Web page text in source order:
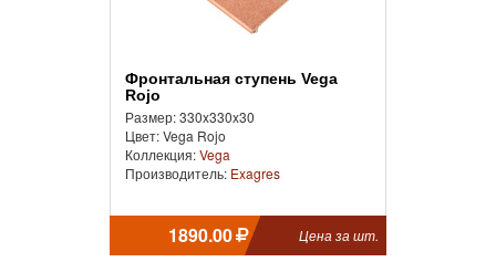
Фронтальная ступень Vega
Rojo
Размер: 330x330x30
Цвет: Vega Rojo
Коллекция:Vega
Производитель: Exagres
1890.00 Цена за шт.